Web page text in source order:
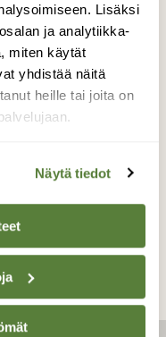
Lisäksi
ja analytiikka-
miten käytät
yhdistää näitä
heille tai joita on
Näytä tiedot
:)
Iisalmi 16.8.2019